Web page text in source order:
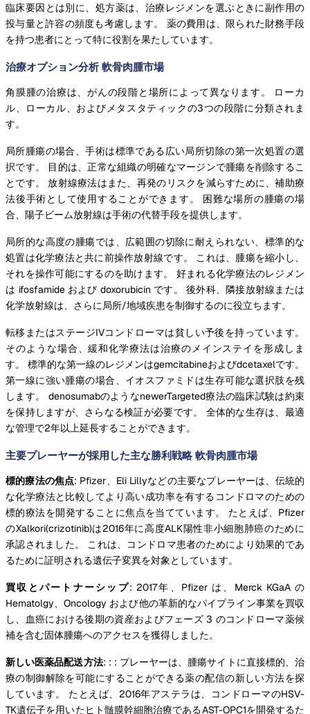
臨床要因とは別に、処方薬は、治療レジメンを選ぶときに副作用の
投与量と許容の頻度も考慮します。 薬の費用は、限られた財務手段
を持つ患者にとって特に役割を果たしています。
治療オプション分析 軟骨肉腫市場
角膜腫の治療は、がんの段階と場所によって異なります。 ローカ
ル、ローカル、およびメタスタティックの3つの段階に分類されま
す。
局所腫瘍の場合、手術は標準である広い局所切除の第一次処置の選
択です。 目的は、正常な組織の明確なマージンで腫瘍を削除するこ
とです。 放射線療法はまた、再発のリスクを減らすために、補助療
法後手術として使用することができます。 困難な場所の腫瘍の場
合、陽子ビーム放射線は手術の代替手段を提供します。
局所的な高度の腫瘍では、広範囲の切除に耐えられない、標準的な
処置は化学療法と共に前操作放射線です。 これは、腫瘍を縮小し、
それを操作可能にするのを助けます。 好まれる化学療法のレジメン
は ifosfamide および doxorubicin です。 後外科、隣接放射線または
化学放射線は、さらに局所/地域疾患を制御するのに役立ちます。
転移またはステージIVコンドローマは貧しい予後を持っています。
そのような場合、緩和化学療法は治療のメインステイを形成しま
す。 標準的な第一線のレジメンはgemcitabineおよびdcetaxelです。
第一線に強い腫瘍の場合、イオスファミドは生存可能な選択肢を残
します。 denosumabのようなnewerTargeted療法の臨床試験は約束
を保持しますが、さらなる検証が必要です。 全体的な生存は、最適
な管理で2年以上延長することができます。
主要プレーヤーが採用した主な勝利戦略 軟骨肉腫市場
標的療法の焦点: Pfizer、Eli Lillyなどの主要なプレーヤーは、伝統的
な化学療法と比較してより高い成功率を有するコンドロマのための
標的療法を開発することに焦点を当てています。 たとえば、Pfizer
のXalkori(crizotinib)は2016年に高度ALK陽性非小細胞肺癌のために
承認されました。 これは、コンドロマ患者のためにより効果的であ
るために証明される遺伝子変異を対象としています。
買収とパートナーシップ: 2017年、Pfizer は、Merck KGaA の
Hematolgy、Oncology および他の革新的なパイプライン事業を買収
し、血癌における後期の資産およびフェーズ 3 のコンドローマ薬候
補を含む固体腫瘍へのアクセスを獲得しました。
新しい医薬品配送方法: : : プレーヤーは、腫瘍サイトに直接標的、治
療の制御解除を可能にすることができる薬の配信の新しい方法を探
しています。 たとえば、2016年アステラは、コンドローマのHSV-
TK遺伝子を用いたヒト髄膜幹細胞治療であるAST-OPC1を開発するた